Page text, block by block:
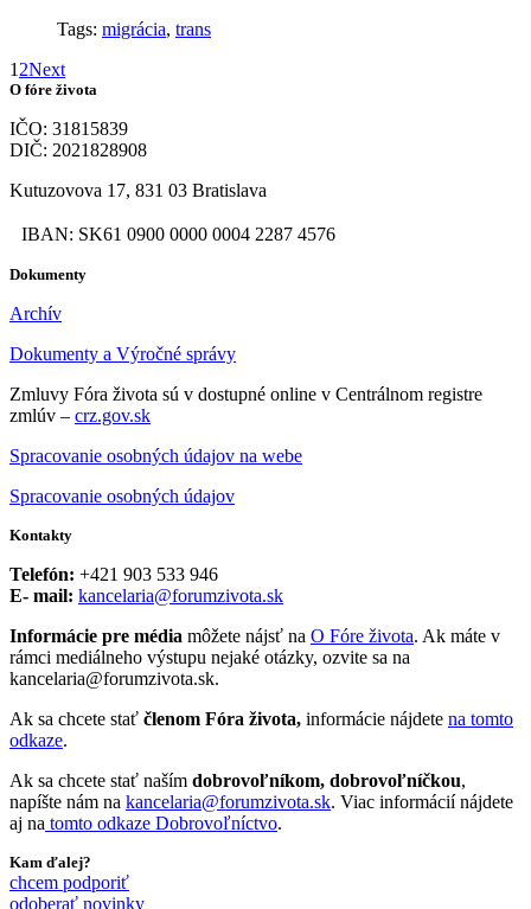
Tags: migrácia, trans
1 2Next
O fóre života
IČO: 31815839
DIČ: 2021828908
Kutuzovova 17, 831 03 Bratislava
IBAN: SK61 0900 0000 0004 2287 4576
Dokumenty
Archív
Dokumenty a Výročné správy
Zmluvy Fóra života sú v dostupné online v Centrálnom registre
zmlúv – crz.gov.sk
Spracovanie osobných údajov na webe
Spracovanie osobných údajov
Kontakty
Telefón: +421 903 533 946
E- mail: kancelaria@forumzivota.sk
Informácie pre média môžete nájsť na O Fóre života. Ak máte v
rámci mediálneho výstupu nejaké otázky, ozvite sa na
kancelaria@forumzivota.sk.
Ak sa chcete stať členom Fóra života, informácie nájdete na tomto
odkaze.
Ak sa chcete stať naším dobrovoľníkom, dobrovoľníčkou,
napíšte nám na kancelaria@forumzivota.sk. Viac informácií nájdete
aj na tomto odkaze Dobrovoľníctvo.
Kam ďalej?
chcem podporiť
odoberať novinky